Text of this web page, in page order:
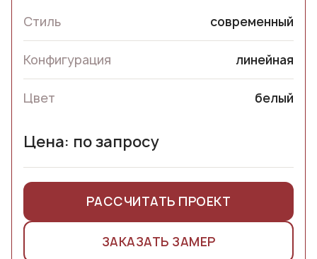
Стиль современный
Конфигурация линейная
Цвет белый
Цена: по запросу
РАССЧИТАТЬ ПРОЕКТ
ЗАКАЗАТЬ ЗАМЕР